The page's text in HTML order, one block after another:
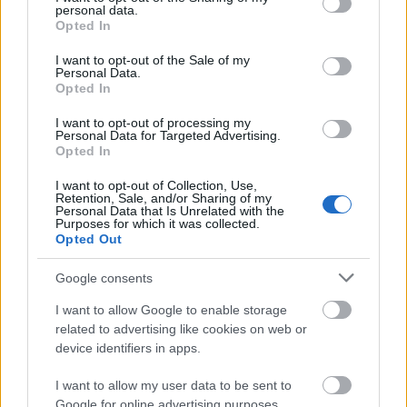
grant or deny consent to Google and its third-party tags to
use your data for below specified purposes in below Google
consent section.
personal data.
Opted In
I want to opt-out of the Sale of my
Personal Data.
Opted In
I want to opt-out of processing my
Personal Data for Targeted Advertising.
Opted In
I want to opt-out of Collection, Use,
Retention, Sale, and/or Sharing of my
Personal Data that Is Unrelated with the
Purposes for which it was collected.
Opted Out
Google consents
I want to allow Google to enable storage
related to advertising like cookies on web or
device identifiers in apps.
I want to allow my user data to be sent to
Αποστολές σε Ελλάδα & Κύπρο
Δωρεάν μεταφορικά για αγορές άνω των 60€
Επιστροφές
Δυνατότητα επιστροφής εντός 14 ημερών
Τα προϊόντα πρέπει να είναι αφόρετα, άθικτα και με τα
ταμπελάκια τους
εργάσιμες)
Τα έξοδα αποστολής & επιστροφής επιβαρύνουν τον πελάτη
Σχετικά προϊόντα
Add to compare
Σετ Φόρμα – Red Comfort
€